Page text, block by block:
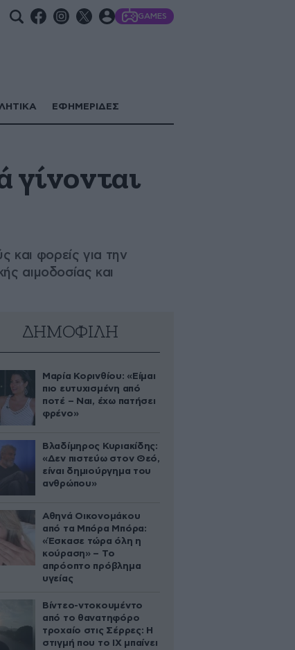
GAMES
ΕΦΗΜΕΡΙΔΕΣ
γίνονται
και φορείς για την
αιμοδοσίας και
ΔΗΜΟΦΙΛΗ
Μαρία Κορινθίου: «Είμαι
πιο ευτυχισμένη από
ποτέ – Ναι, έχω πατήσει
φρένο»
Βλαδίμηρος Κυριακίδης:
«Δεν πιστεύω στον Θεό,
είναι δημιούργημα του
ανθρώπου»
Αθηνά Οικονομάκου
από τα Μπόρα Μπόρα:
«Έσκασε τώρα όλη η
κούραση» – Το
απρόοπτο πρόβλημα
υγείας
Βίντεο-ντοκουμέντο
από το θανατηφόρο
τροχαίο στις Σέρρες: Η
στιγμή που το ΙΧ μπαίνει